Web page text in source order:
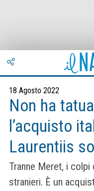
18 Agosto 2022
Non ha
l’acquisto
Laurentiis
Tranne Meret, i
stranieri. È un